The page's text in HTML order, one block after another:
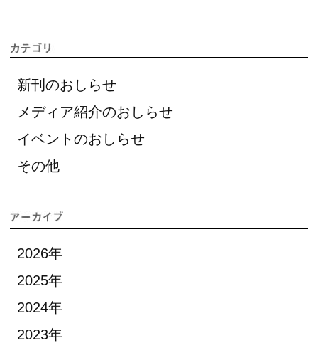
新刊のおしらせ
メディア紹介のおしらせ
イベントのおしらせ
その他
2026年
2025年
2024年
2023年